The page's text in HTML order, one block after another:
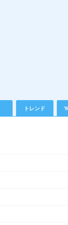
トレンド